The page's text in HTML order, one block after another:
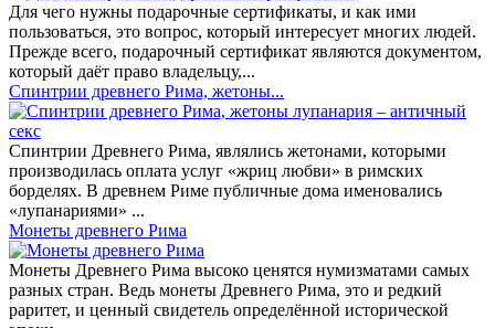
Для чего нужны подарочные сертификаты, и как ими
пользоваться, это вопрос, который интересует многих людей.
Прежде всего, подарочный сертификат являются документом,
который даёт право владельцу,...
Спинтрии древнего Рима, жетоны...
Спинтрии Древнего Рима, являлись жетонами, которыми
производилась оплата услуг «жриц любви» в римских
борделях. В древнем Риме публичные дома именовались
«лупанариями» ...
Монеты древнего Рима
Монеты Древнего Рима высоко ценятся нумизматами самых
разных стран. Ведь монеты Древнего Рима, это и редкий
раритет, и ценный свидетель определённой исторической